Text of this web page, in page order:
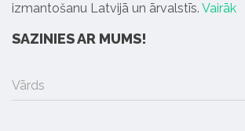
izmantošanu Latvijā un ārvalstīs. Vairāk
SAZINIES AR MUMS!
Vārds